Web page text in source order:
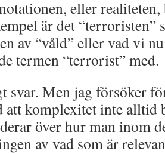
eller
är det “terroristen”
av “våld” eller vad vi
termen “terrorist” med.
svar. Men jag försöker
att komplexitet inte alltid
över hur man inom
av vad som är